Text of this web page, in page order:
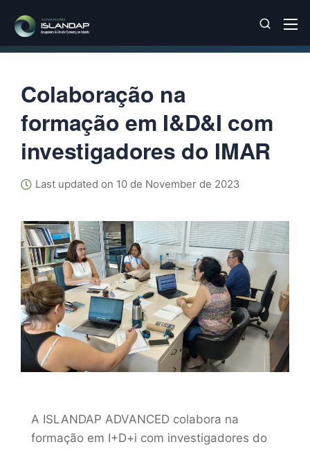
Colaboração na
formação em I&D&I com
investigadores do IMAR
Last updated on 10 de November de 2023
A ISLANDAP ADVANCED colabora na
formação em I+D+i com investigadores do